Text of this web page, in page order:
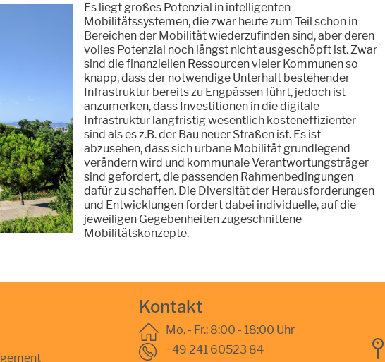
Es liegt großes Potenzial in intelligenten
Mobilitätssystemen, die zwar heute zum Teil schon in
Bereichen der Mobilität wiederzufinden sind, aber deren
volles Potenzial noch längst nicht ausgeschöpft ist. Zwar
sind die finanziellen Ressourcen vieler Kommunen so
knapp, dass der notwendige Unterhalt bestehender
Infrastruktur bereits zu Engpässen führt, jedoch ist
anzumerken, dass Investitionen in die digitale
Infrastruktur langfristig wesentlich kosteneffizienter
sind als es z.B. der Bau neuer Straßen ist. Es ist
abzusehen, dass sich urbane Mobilität grundlegend
verändern wird und kommunale Verantwortungsträger
sind gefordert, die passenden Rahmenbedingungen
dafür zu schaffen. Die Diversität der Herausforderungen
und Entwicklungen fordert dabei individuelle, auf die
jeweiligen Gegebenheiten zugeschnittene
Mobilitätskonzepte.
Kontakt
Mo. - Fr.: 8:00 - 18:00 Uhr
+49 241 60523 84